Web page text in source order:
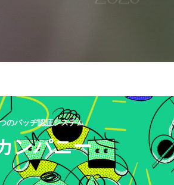
のバッヂ認証システム
ンパニー